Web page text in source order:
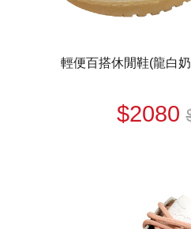
輕便百搭休閒鞋(龍白
$2080